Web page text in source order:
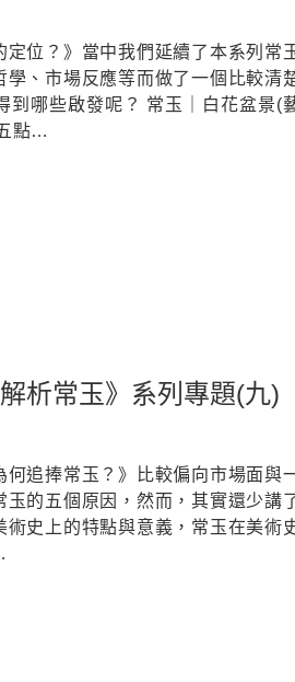
位？》當中我們延續了本系列常
、市場反應等而做了一個比較清
到哪些啟發呢？ 常玉｜白花盆景(
點…
析常玉》系列專題(九)
追捧常玉？》比較偏向市場面與
的五個原因，然而，其實還少講
史上的特點與意義，常玉在美術